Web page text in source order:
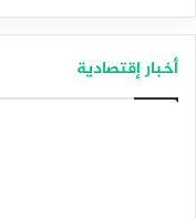
أخبار إقتصادية